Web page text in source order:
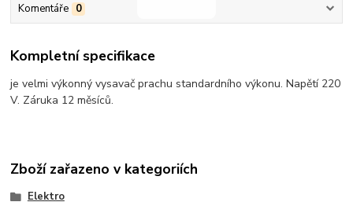
Komentáře 0
Kompletní specifikace
je velmi výkonný vysavač prachu standardního výkonu. Napětí 220
V. Záruka 12 měsíců.
Zboží zařazeno v kategoriích
Elektro